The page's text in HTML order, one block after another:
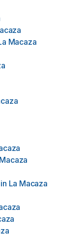
Macaza
in La Macaza